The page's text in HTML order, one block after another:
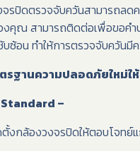
รปิดตรวจจับควันสามารถลด
คุณ สามารถติดต่อเพื่อขอคำ
ซ้อน ทำให้การตรวจจับควัน
ตรฐานความปลอดภัยใหม่
–
งกล้องวงจรปิดให้ตอบโจท